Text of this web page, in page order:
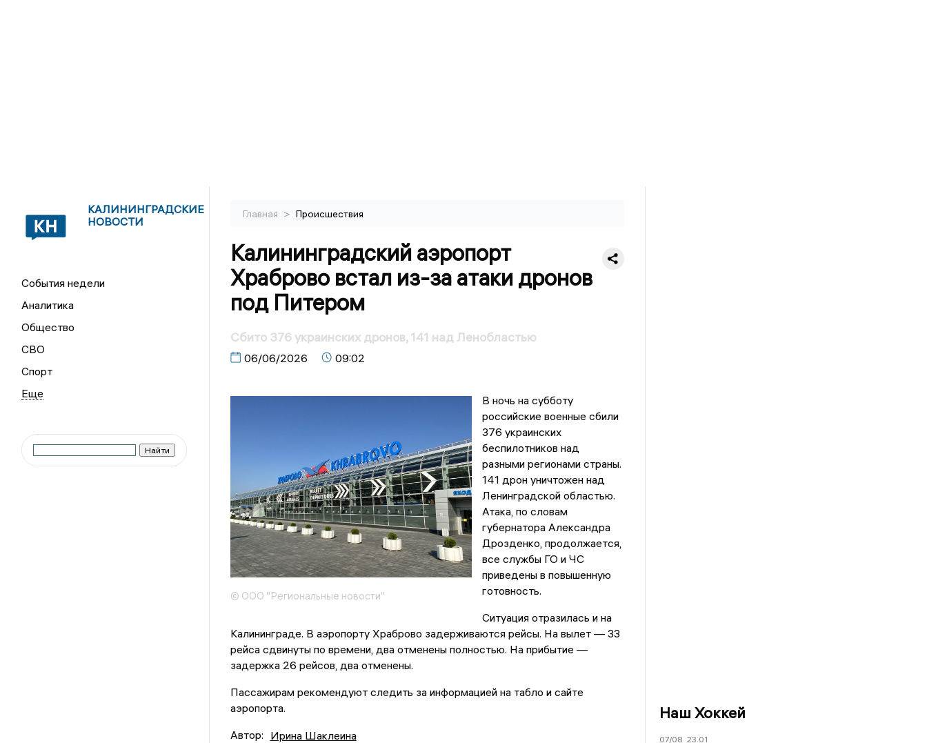
КАЛИНИНГРАДСКИЕ
НОВОСТИ
События недели
Аналитика
Общество
СВО
Спорт
Главная > Происшествия
Калининградский аэропорт
Храброво встал из-за атаки дронов
под Питером
Сбито 376 украинских дронов, 141 над Ленобластью
06/06/2026 09:02
© ООО "Региональные новости"
В ночь на субботу
российские военные сбили
376 украинских
беспилотников над
разными регионами страны.
141 дрон уничтожен над
Ленинградской областью.
Атака, по словам
губернатора Александра
Дрозденко, продолжается,
все службы ГО и ЧС
приведены в повышенную
готовность.
Ситуация отразилась и на
Калининграде. В аэропорту Храброво задерживаются рейсы. На вылет — 33
рейса сдвинуты по времени, два отменены полностью. На прибытие —
задержка 26 рейсов, два отменены.
Пассажирам рекомендуют следить за информацией на табло и сайте
аэропорта.
Автор: Ирина Шаклеина
Наш Хоккей
07/08 23:01